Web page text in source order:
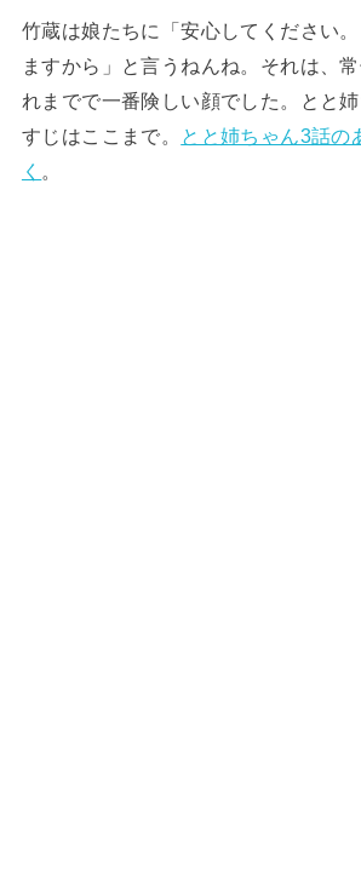
竹蔵は娘たちに「安心してください
ますから」と言うねんね。それは、
れまでで一番険しい顔でした。とと
すじはここまで。 とと姉ちゃん3話の
く 。